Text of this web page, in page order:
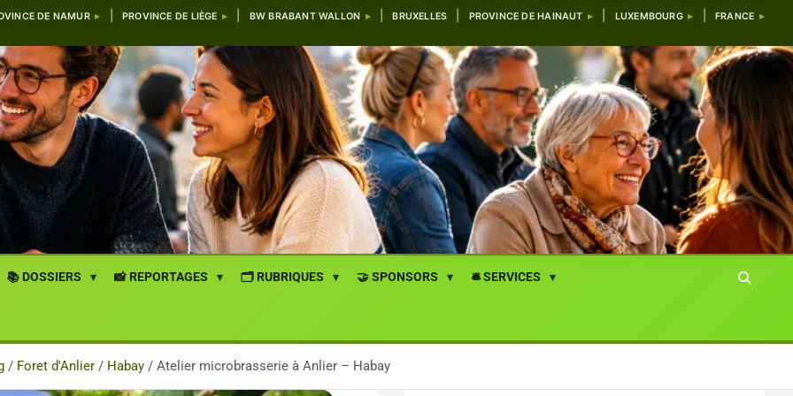
DE NAMUR PROVINCE DE LIÈGE BW BRABANT WALLON BRUXELLES PROVINCE DE HAINAUT LUXEMBOURG FRANCE
📚 DOSSIERS 📸 REPORTAGES 🗂️ RUBRIQUES 🤝 SPONSORS 🛎️ SERVICES
Foret d'Anlier Habay Atelier microbrasserie à Anlier – Habay